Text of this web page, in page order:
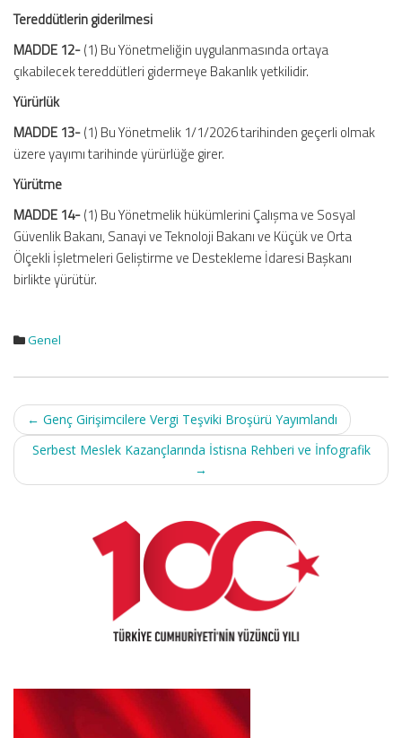
Tereddütlerin giderilmesi
MADDE 12-(1) Bu Yönetmeliğin uygulanmasında ortaya
çıkabilecek tereddütleri gidermeye Bakanlık yetkilidir.
Yürürlük
MADDE 13-(1) Bu Yönetmelik 1/1/2026 tarihinden geçerli olmak
üzere yayımı tarihinde yürürlüğe girer.
Yürütme
MADDE 14-(1) Bu Yönetmelik hükümlerini Çalışma ve Sosyal
Güvenlik Bakanı, Sanayi ve Teknoloji Bakanı ve Küçük ve Orta
Ölçekli İşletmeleri Geliştirme ve Destekleme İdaresi Başkanı
birlikte yürütür.
Genel
Post
navigation
← Genç Girişimcilere Vergi Teşviki Broşürü Yayımlandı
Serbest Meslek Kazançlarında İstisna Rehberi ve İnfografik
→